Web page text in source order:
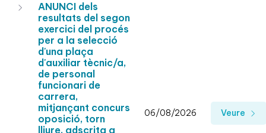
ANUNCI dels
resultats del segon
exercici del procés
per a la selecció
d'una plaça
d'auxiliar tècnic/a,
de personal
funcionari de
carrera,
mitjançant concurs
oposició, torn
lliure, adscrita a
06/08/2026 Veure